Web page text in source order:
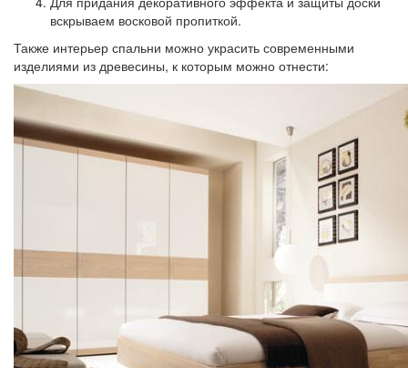
вскрываем восковой пропиткой.
Также интерьер спальни можно украсить современными
изделиями из древесины, к которым можно отнести: